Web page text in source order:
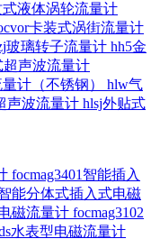
式液体涡轮流量计
卡装式涡街流量计
玻璃转子流量计 hh5金
超声波流量计
计（不锈钢） hlw气
声波流量计 hlsj外贴式
focmag3401智能插入
能分体式插入式电磁
磁流量计 focmag3102
水表型电磁流量计